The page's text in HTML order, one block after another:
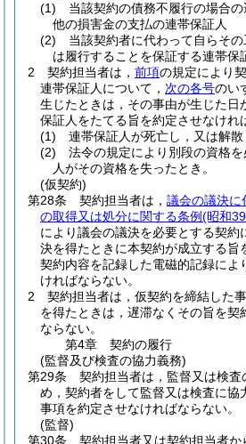
(1)
当該契約の債務不履行の場合
他の損害金の支払の連帯保証人
(2)
当該契約者に代わって自らそ
は履行することを保証する連帯保
2
契約担当者は， 前項の規定により
連帯保証人について， 次の各号のい
生じたときは，その事由が生じた日
保証人をたてる旨を約定させなけれ
(1)
連帯保証人が死亡し，又は解散
(2)
法令の規定により別段の資格
人がその資格を失ったとき。
(仮契約)
第28条
契約担当者は， 議会の議決に
の取得又は処分に関する条例(昭和
により議会の議決を必要とする契約
決を得たときに本契約が成立する旨
契約内容を記録した電磁的記録によ
ければならない。
2
契約担当者は，仮契約を締結した
を得たときは，遅滞なくその旨を契
ならない。
第4章
契約の履行
(監督及び検査の協力義務)
第29条
契約担当者は，監督又は検
め，契約者をして監督又は検査に協
事項を約定させなければならない。
(監督)
第30条
契約担当者又は契約担当者